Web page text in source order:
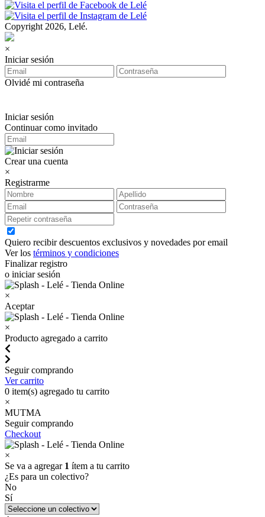
Copyright 2026, Lelé.
×
Iniciar sesión
Olvidé mi contraseña
Iniciar sesión
Continuar como invitado
Crear una cuenta
×
Registrarme
Quiero recibir descuentos exclusivos y novedades por email
Ver los términos y condiciones
Finalizar registro
o iniciar sesión
×
Aceptar
×
Producto agregado a carrito
Seguir comprando
Ver carrito
0 item(s) agregado tu carrito
×
MUTMA
Seguir comprando
Checkout
×
Se va a agregar 1 ítem a tu carrito
¿Es para un colectivo?
No
Sí